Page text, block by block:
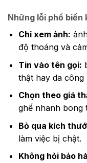
Những lỗi phổ biến
Chỉ xem ảnh:
độ thoáng và
Tin vào tên gọi:
thật hay da công
Chọn theo giá
ghế nhanh bong
Bỏ qua kích
làm việc bị chật.
Không hỏi bảo